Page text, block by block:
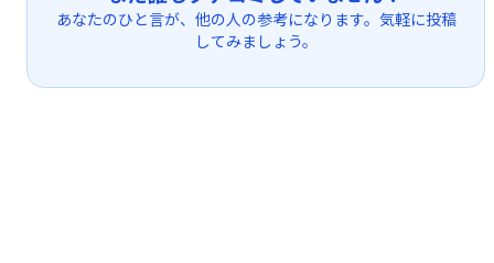
あなたのひと言が、他の人の参考になります。気軽に投稿
してみましょう。